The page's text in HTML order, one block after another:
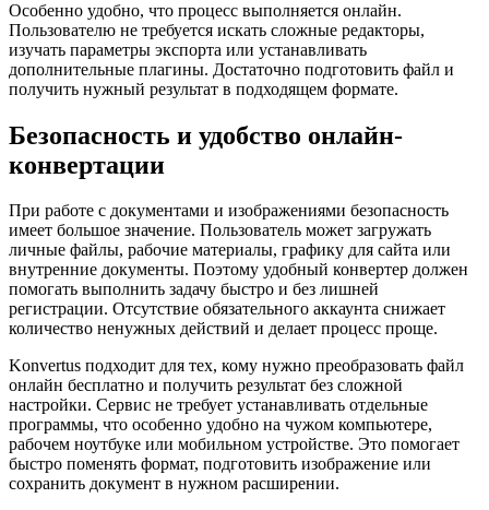
Особенно удобно, что процесс выполняется онлайн.
Пользователю не требуется искать сложные редакторы,
изучать параметры экспорта или устанавливать
дополнительные плагины. Достаточно подготовить файл и
получить нужный результат в подходящем формате.
Безопасность и удобство онлайн-
конвертации
При работе с документами и изображениями безопасность
имеет большое значение. Пользователь может загружать
личные файлы, рабочие материалы, графику для сайта или
внутренние документы. Поэтому удобный конвертер должен
помогать выполнить задачу быстро и без лишней
регистрации. Отсутствие обязательного аккаунта снижает
количество ненужных действий и делает процесс проще.
Konvertus подходит для тех, кому нужно преобразовать файл
онлайн бесплатно и получить результат без сложной
настройки. Сервис не требует устанавливать отдельные
программы, что особенно удобно на чужом компьютере,
рабочем ноутбуке или мобильном устройстве. Это помогает
быстро поменять формат, подготовить изображение или
сохранить документ в нужном расширении.